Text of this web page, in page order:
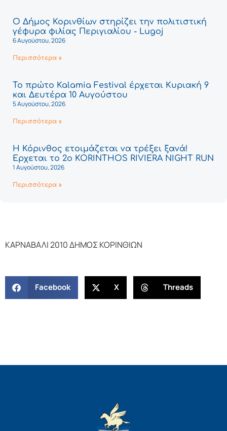
Ο Δήμος Κορινθίων στηρίζει την πολιτιστική
γέφυρα φιλίας Περιγιαλίου - Lugoj
6 Αυγούστου, 2026
Περισσότερα »
Το πρώτο Kalamia Festival έρχεται Κυριακή 9
και Δευτέρα 10 Αυγούστου
5 Αυγούστου, 2026
Περισσότερα »
Η Κόρινθος ετοιμάζεται να τρέξει ξανά!
Έρχεται το 2ο KORINTHOS RIVIERA NIGHT RUN
1 Αυγούστου, 2026
Περισσότερα »
ΚΑΡΝΑΒΑΛΙ 2010 ΔΗΜΟΣ ΚΟΡΙΝΘΙΩΝ
Facebook X Threads